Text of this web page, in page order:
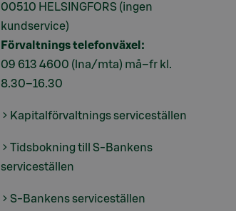
00510 HELSINGFORS (ingen
kundservice)
Förvaltnings telefonväxel:
09 613 4600 (lna/mta) må–fr kl.
8.30–16.30
Kapitalförvaltnings serviceställen
Tidsbokning till S-Bankens
serviceställen
S-Bankens serviceställen